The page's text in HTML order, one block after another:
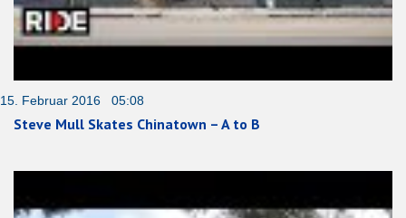
15. Februar 2016 05:08
Steve Mull Skates Chinatown – A to B